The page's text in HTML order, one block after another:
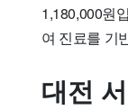
1,180,000원
여 진료를 기
대전